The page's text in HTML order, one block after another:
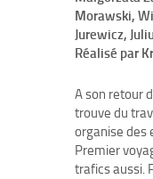
Morawski,
Jurewicz,
Réalisé par
A son retour
trouve du
organise des
Premier
trafics aussi.